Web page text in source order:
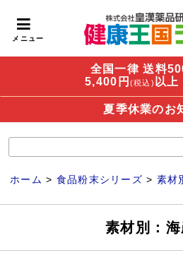
全国一律 送料
5,400円 (税込) 以上
夏季休業のお
ホーム > 食品粉末シリーズ > 素材
素材別：